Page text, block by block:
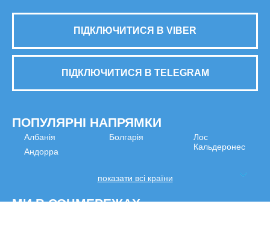
ПІДКЛЮЧИТИСЯ В VIBER
ПІДКЛЮЧИТИСЯ В TELEGRAM
ПОПУЛЯРНІ НАПРЯМКИ
Албанія
Андорра
Болгарія
Лос
Кальдеронес
показати всі країни
МИ В СОЦМЕРЕЖАХ